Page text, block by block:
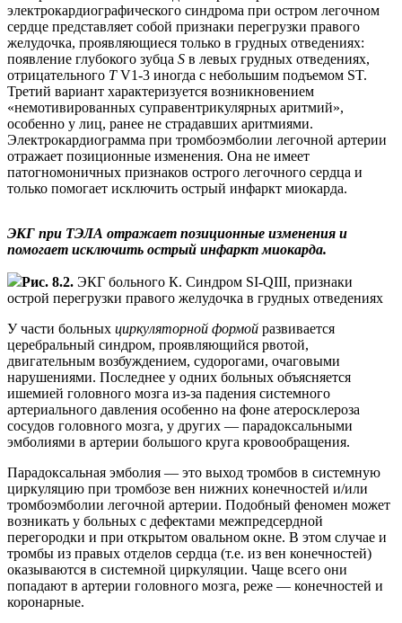
электрокардиографического синдрома при остром легочном
сердце представляет собой признаки перегрузки правого
желудочка, проявляющиеся только в грудных отведениях:
появление глубокого зубца S в левых грудных отведениях,
отрицательного ТV1-3 иногда с небольшим подъемом ST.
Третий вариант характеризуется возникновением
«немотивированных суправентрикулярных аритмий»,
особенно у лиц, ранее не страдавших аритмиями.
Электрокардиограмма при тромбоэмболии легочной артерии
отражает позиционные изменения. Она не имеет
патогномоничных признаков острого легочного сердца и
только помогает исключить острый инфаркт миокарда.
ЭКГ при ТЭЛА отражает позиционные изменения и
помогает исключить острый инфаркт миокарда.
Рис. 8.2. ЭКГ больного К. Синдром SI-QIII, признаки
острой перегрузки правого желудочка в грудных отведениях
У части больных циркуляторной формой развивается
церебральный синдром, проявляющийся рвотой,
двигательным возбуждением, судорогами, очаговыми
нарушениями. Последнее у одних больных объясняется
ишемией головного мозга из-за падения системного
артериального давления особенно на фоне атеросклероза
сосудов головного мозга, у других — парадоксальными
эмболиями в артерии большого круга кровообращения.
Парадоксальная эмболия — это выход тромбов в системную
циркуляцию при тромбозе вен нижних конечностей и/или
тромбоэмболии легочной артерии. Подобный феномен может
возникать у больных с дефектами межпредсердной
перегородки и при открытом овальном окне. В этом случае и
тромбы из правых отделов сердца (т.е. из вен конечностей)
оказываются в системной циркуляции. Чаще всего они
попадают в артерии головного мозга, реже — конечностей и
коронарные.